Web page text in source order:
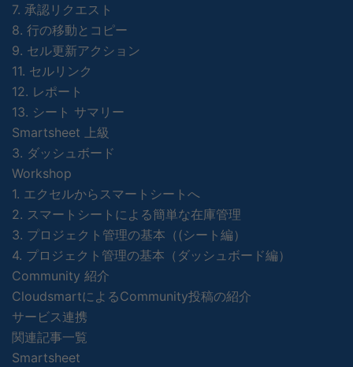
7. 承認リクエスト
8. 行の移動とコピー
9. セル更新アクション
11. セルリンク
12. レポート
13. シート サマリー
Smartsheet 上級
3. ダッシュボード
Workshop
1. エクセルからスマートシートへ
2. スマートシートによる簡単な在庫管理
3. プロジェクト管理の基本（(シート編）
4. プロジェクト管理の基本（ダッシュボード編）
Community 紹介
CloudsmartによるCommunity投稿の紹介
サービス連携
関連記事一覧
Smartsheet